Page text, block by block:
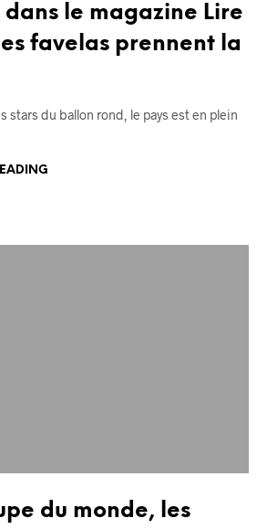
le magazine Lire
favelas prennent la
stars du ballon rond, le pays est en plein
du monde, les